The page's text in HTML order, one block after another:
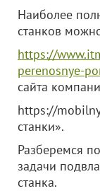
Наиболее
станков
https://
perenosnye-
сайта
https://
станки».
Разберемся
задачи
станка.